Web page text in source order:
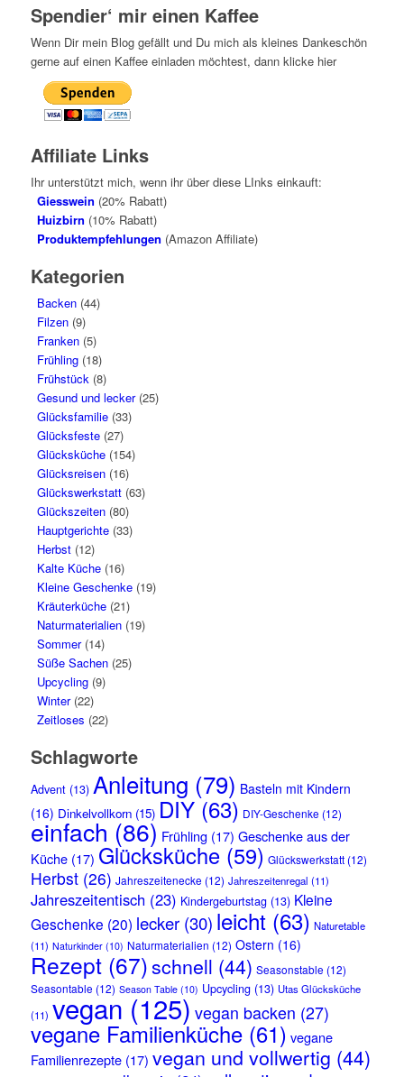
Spendier‘ mir einen Kaffee
Wenn Dir mein Blog gefällt und Du mich als kleines Dankeschön
gerne auf einen Kaffee einladen möchtest, dann klicke hier
Affiliate Links
Ihr unterstützt mich, wenn ihr über diese LInks einkauft:
Giesswein (20% Rabatt)
Huizbirn (10% Rabatt)
Produktempfehlungen (Amazon Affiliate)
Kategorien
Backen(44)
Filzen(9)
Franken(5)
Frühling(18)
Frühstück (8)
Gesund und lecker(25)
Glücksfamilie(33)
Glücksfeste(27)
Glücksküche(154)
Glücksreisen(16)
Glückswerkstatt(63)
Glückszeiten(80)
Hauptgerichte(33)
Herbst(12)
Kalte Küche(16)
Kleine Geschenke(19)
Kräuterküche(21)
Naturmaterialien(19)
Sommer(14)
Süße Sachen(25)
Upcycling(9)
Winter(22)
Zeitloses (22)
Schlagworte
Advent(13) Anleitung (79) Basteln mit Kindern
(16) Dinkelvollkorn(15) DIY(63) DIY-Geschenke (12)
einfach (86) Frühling (17) Geschenke aus der
Küche(17) Glücksküche(59) Glückswerkstatt(12)
Herbst(26) Jahreszeitenecke (12) Jahreszeitenregal (11)
Jahreszeitentisch (23) Kindergeburtstag(13) Kleine
Geschenke (20) lecker(30) leicht(63) Naturetable
(11) Naturkinder(10) Naturmaterialien (12) Ostern (16)
Rezept(67)schnell (44) Seasonstable (12)
Seasontable (12) Season Table(10) Upcycling(13) Utas Glücksküche
(11) vegan (125) vegan backen (27)
vegane Familienküche(61) vegane
Familienrezepte(17) vegan und vollwertig (44)